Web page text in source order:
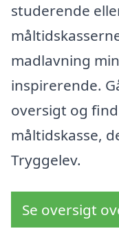
studerende
madlavning
inspirerende.
oversigt og
måltidskasse,
Tryggelev.
Se oversigt